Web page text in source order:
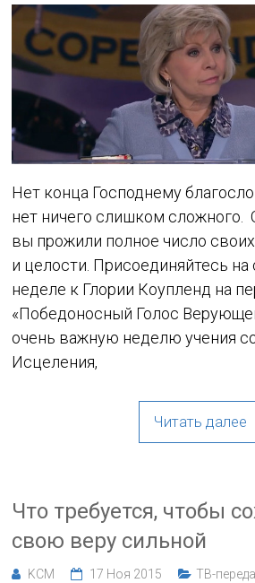
Нет конца Господнему
нет ничего слишком сложного.
вы прожили полное число
и целости. Присоединяйтесь
неделе к Глории Коупленд на
«Победоносный Голос
очень важную неделю учения
Исцеления,
Читать далее
Что требуется, чтобы
свою веру сильной
KCM 17 Ноя 2015 ТВ-